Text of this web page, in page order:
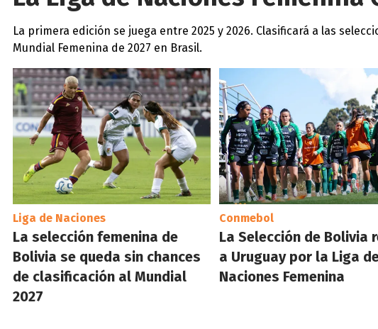
La primera edición se juega entre 2025 y 2026. Clasificará a las
Mundial Femenina de 2027 en Brasil.
Liga de Naciones
La selección femenina de
Bolivia se queda sin chances
de clasificación al Mundial
2027
Conmebol
La Selección de Bolivia
a Uruguay por la Liga
Naciones Femenina